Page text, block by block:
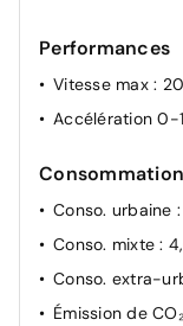
Performances
Vitesse max :
Accélération 0-
Consommation
Conso. urbaine
Conso. mixte:
Conso. extra-
Émission de